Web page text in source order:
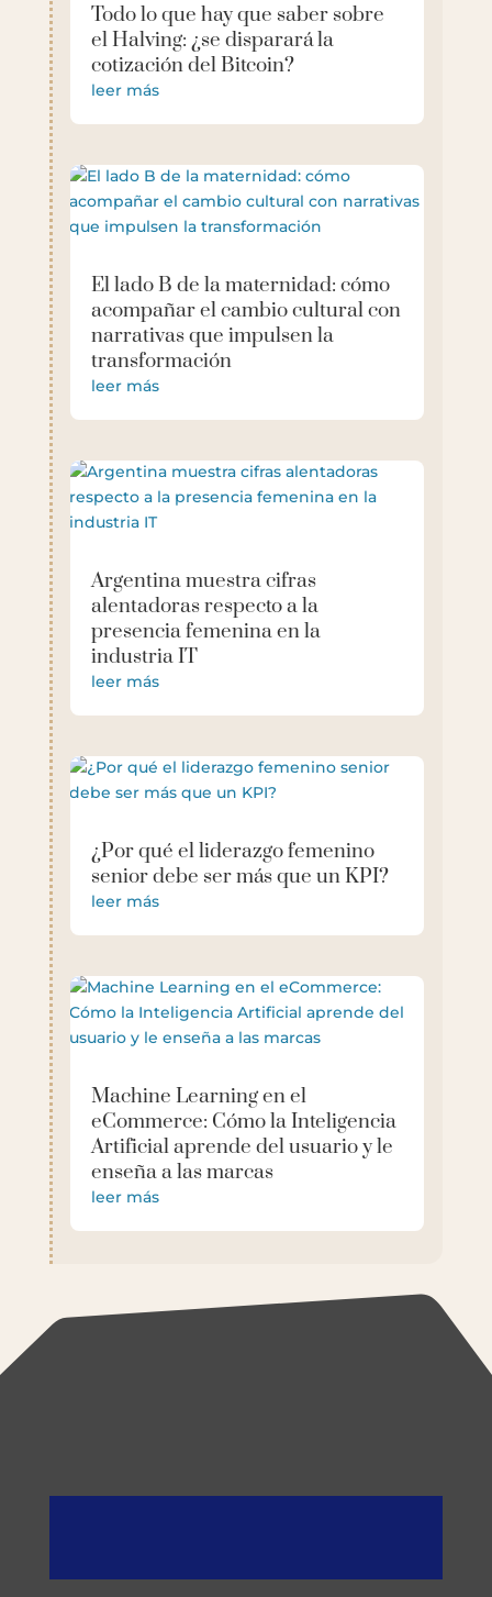
Todo lo que hay que saber sobre
el Halving: ¿se disparará la
cotización del Bitcoin?
leer más
El lado B de la maternidad: cómo
acompañar el cambio cultural con
narrativas que impulsen la
transformación
leer más
Argentina muestra cifras
alentadoras respecto a la
presencia femenina en la
industria IT
leer más
¿Por qué el liderazgo femenino
senior debe ser más que un KPI?
leer más
Machine Learning en el
eCommerce: Cómo la Inteligencia
Artificial aprende del usuario y le
enseña a las marcas
leer más